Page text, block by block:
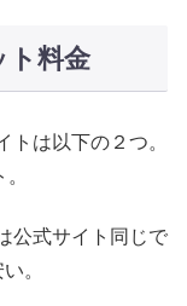
ト料金
は以下の２つ。
公式サイト同じで
。